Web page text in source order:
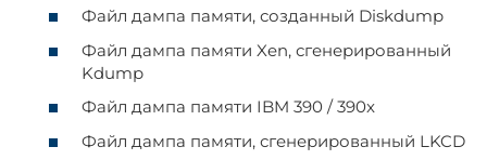
Файл дампа памяти, созданный Diskdump
Файл дампа памяти Xen, сгенерированный
Kdump
Файл дампа памяти IBM 390 / 390x
Файл дампа памяти, сгенерированный LKCD